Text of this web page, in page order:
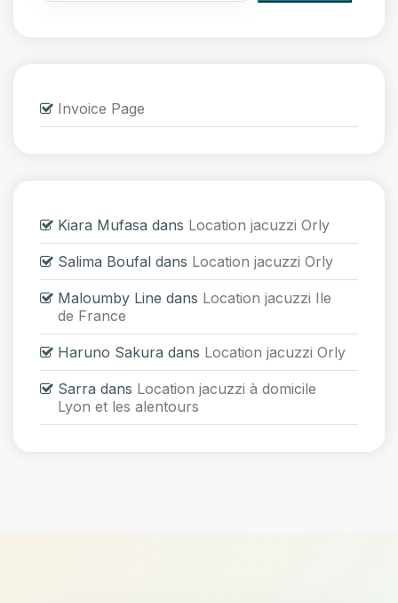
Invoice Page
Kiara Mufasa dans Location jacuzzi Orly
Salima Boufal dans Location jacuzzi Orly
Maloumby Line dans Location jacuzzi Ile
de France
Haruno Sakura dans Location jacuzzi Orly
Sarra dans Location jacuzzi à domicile
Lyon et les alentours